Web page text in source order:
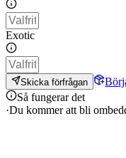
Exotic
Skicka förfrågan
Så fungerar det
·Du kommer att bli